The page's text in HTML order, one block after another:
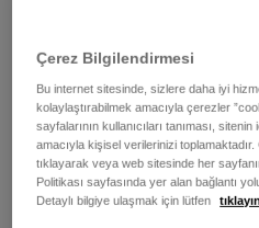
Çerez Bilgilendirmesi
Bu internet sitesinde, sizlere daha iyi
kolaylaştırabilmek amacıyla çerezler
sayfalarının kullanıcıları tanıması,
amacıyla kişisel verilerinizi
tıklayarak veya web sitesinde her
Politikası sayfasında yer alan bağlantı
Detaylı bilgiye ulaşmak için lütfen